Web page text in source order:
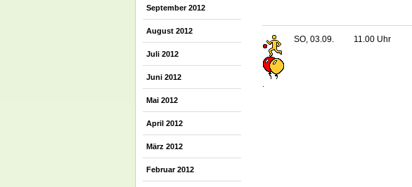
September 2012
August 2012
Juli 2012
Juni 2012
Mai 2012
April 2012
März 2012
Februar 2012
.
SO, 03.09. 11.00 Uhr